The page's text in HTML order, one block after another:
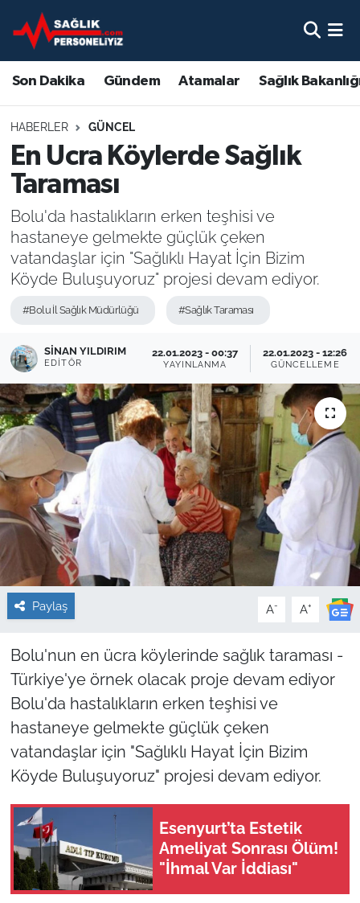
Son Dakika Gündem Atamalar Sağlık
HABERLER GÜNCEL
En Ucra Köylerde Sağlık
Taraması
Bolu'da hastalıkların erken teşhisi ve
hastaneye gelmekte güçlük çeken
vatandaşlar için "Sağlıklı Hayat İçin Bizim
Köyde Buluşuyoruz" projesi devam ediyor.
#Bolu İl Sağlık Müdürlüğü #Sağlık Taraması
SINAN YILDIRIM
EDITÖR
22.01.2023 - 00:37
YAYINLANMA
22.01.2023 - 12:26
GÜNCELLEME
Paylaş A- A+
Bolu'nun en ücra köylerinde sağlık taraması -
Türkiye'ye örnek olacak proje devam ediyor
Bolu'da hastalıkların erken teşhisi ve
hastaneye gelmekte güçlük çeken
vatandaşlar için "Sağlıklı Hayat İçin Bizim
Köyde Buluşuyoruz" projesi devam ediyor.
Esenyurt’ta Estetik
Ameliyat Sonrası Ölüm!
"İhmal Var İddiası"
Son Dakika
Gündem
Atamalar
Sağlık Bakanlığı
Mevzuat
Sendika
Sağlık Personeli Alımı
Eğitim
Sağlık
Güncel
Kamu Alımları
Nöbetçi Eczaneler
Hava Durumu
Namaz Vakitleri
Trafik Durumu
Süper Lig Puan Durumu ve Fikstür
Tüm Manşetler
Son Dakika Haberleri
Haber Arşivi